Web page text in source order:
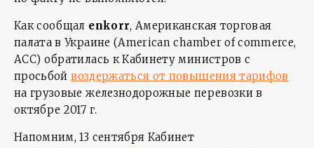
Как сообщал enkorr, Американская торговая
палата в Украине (American сhamber of commerce,
АСС) обратилась к Кабинету министров с
просьбойвоздержаться от повышения тарифов
на грузовые железнодорожные перевозки в
октябре 2017 г.
Напомним, 13 сентября Кабинет